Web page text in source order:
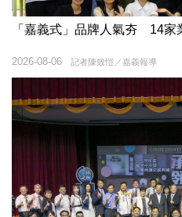
「嘉義式」品牌人氣夯 14家
記者陳致愷／嘉義報導
2026-08-06